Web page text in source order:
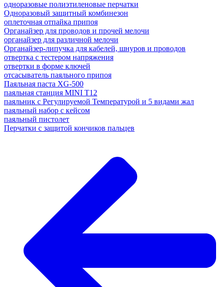
одноразовые полиэтиленовые перчатки
Одноразовый защитный комбинезон
оплеточная отпайка припоя
Органайзер для проводов и прочей мелочи
органайзер для различной мелочи
Органайзер-липучка для кабелей, шнуров и проводов
отвертка с тестером напряжения
отвертки в форме ключей
отсасыватель паяльного припоя
Паяльная паста XG-500
паяльная станция MINI T12
паяльник с Регулируемой Температурой и 5 видами жал
паяльный набор с кейсом
паяльный пистолет
Перчатки с защитой кончиков пальцев